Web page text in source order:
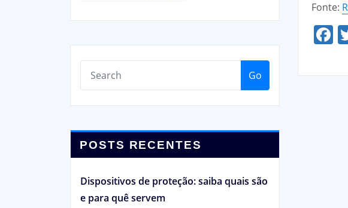
Go
POSTS RECENTES
Dispositivos de proteção: saiba quais são
e para quê servem
Fonte: